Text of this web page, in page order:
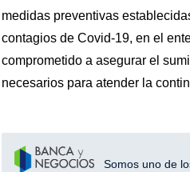
medidas preventivas
contagios de Covid-19, en el
comprometido a asegurar el
necesarios para atender la
Somos uno de